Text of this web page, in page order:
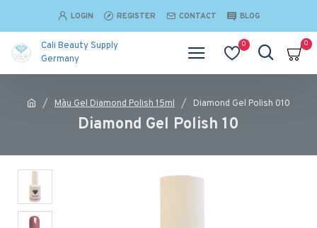
LOGIN REGISTER CONTACT BLOG
Cali Beauty Supply
Germany
0 0
Màu Gel Diamond Polish 15ml Diamond Gel Polish 010
Diamond Gel Polish 10